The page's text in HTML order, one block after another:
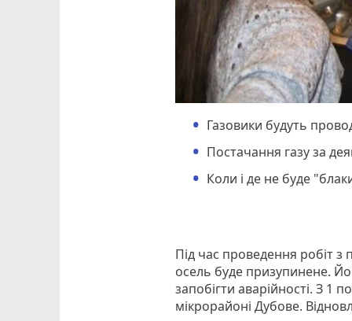
Газовики будуть
Постачання газу за
Коли і де не буде
Під час проведення робіт з
осель буде призупинене.
запобігти аварійності. З
мікрорайоні Дубове.